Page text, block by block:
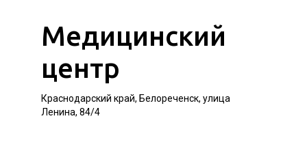
Медицинский
центр
Краснодарский край, Белореченск, улица
Ленина, 84/4